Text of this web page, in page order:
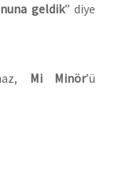
geldik” diye
Mi Minör’ü